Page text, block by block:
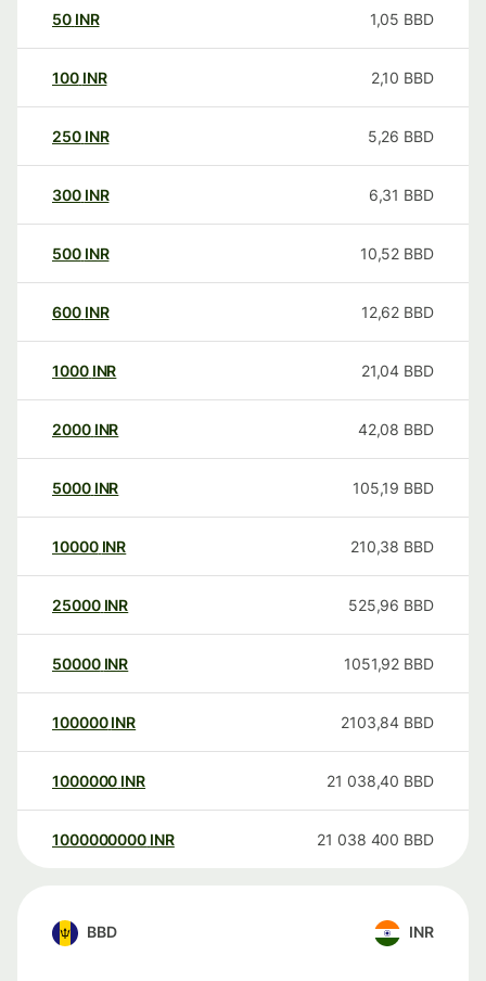
50 INR 1,05 BBD
100 INR 2,10 BBD
250 INR 5,26 BBD
300 INR 6,31 BBD
500 INR 10,52 BBD
600 INR 12,62 BBD
1000 INR 21,04 BBD
2000 INR 42,08 BBD
5000 INR 105,19 BBD
10000 INR 210,38 BBD
25000 INR 525,96 BBD
50000 INR 1051,92 BBD
100000 INR 2103,84 BBD
1000000 INR 21 038,40 BBD
1000000000 INR 21 038 400 BBD
BBD INR